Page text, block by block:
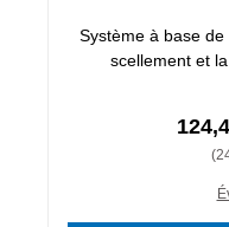
Système à base
scellement et